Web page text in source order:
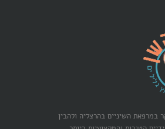
במרפאת השיניים בהרצליה ולהבין